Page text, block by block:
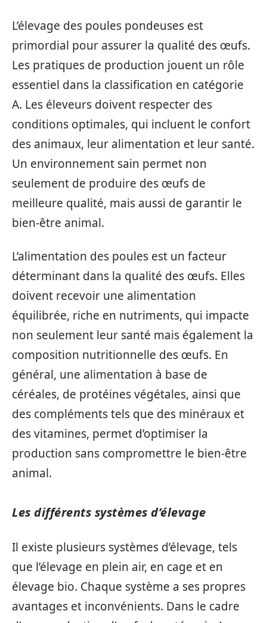
L’élevage des poules pondeuses est
primordial pour assurer la qualité des œufs.
Les pratiques de production jouent un rôle
essentiel dans la classification en catégorie
A. Les éleveurs doivent respecter des
conditions optimales, qui incluent le confort
des animaux, leur alimentation et leur santé.
Un environnement sain permet non
seulement de produire des œufs de
meilleure qualité, mais aussi de garantir le
bien-être animal.
L’alimentation des poules est un facteur
déterminant dans la qualité des œufs. Elles
doivent recevoir une alimentation
équilibrée, riche en nutriments, qui impacte
non seulement leur santé mais également la
composition nutritionnelle des œufs. En
général, une alimentation à base de
céréales, de protéines végétales, ainsi que
des compléments tels que des minéraux et
des vitamines, permet d’optimiser la
production sans compromettre le bien-être
animal.
Les différents systèmes d’élevage
Il existe plusieurs systèmes d’élevage, tels
que l’élevage en plein air, en cage et en
élevage bio. Chaque système a ses propres
avantages et inconvénients. Dans le cadre